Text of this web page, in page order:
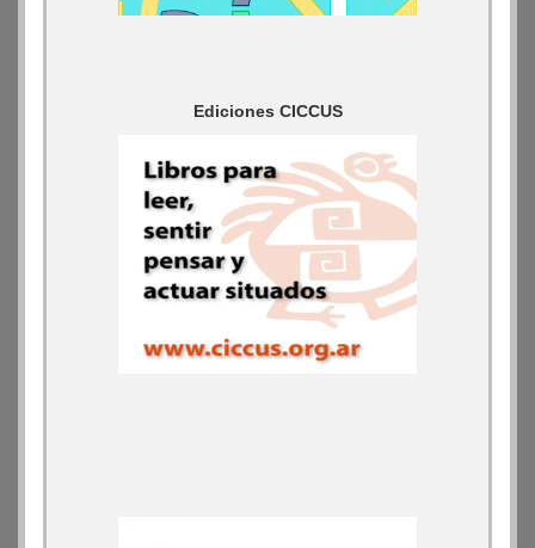
Ediciones CICCUS